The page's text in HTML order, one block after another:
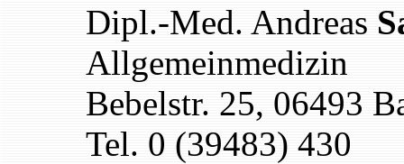
Dipl.-Med. Andreas
Allgemeinmedizin
Bebelstr. 25, 06493
Tel. 0 (39483) 430